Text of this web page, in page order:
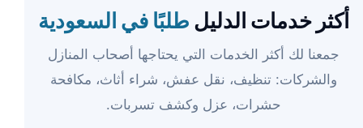
أكثر خدمات الدليل طلبًا في السعودية
جمعنا لك أكثر الخدمات التي يحتاجها أصحاب المنازل
والشركات: تنظيف، نقل عفش، شراء أثاث، مكافحة
حشرات، عزل وكشف تسربات.